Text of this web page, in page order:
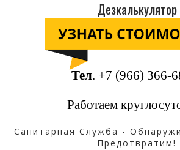
Дезкалькулятор
Тел. +7 (966) 366-
Работаем
Санитарная Служба -
Предотвратим!